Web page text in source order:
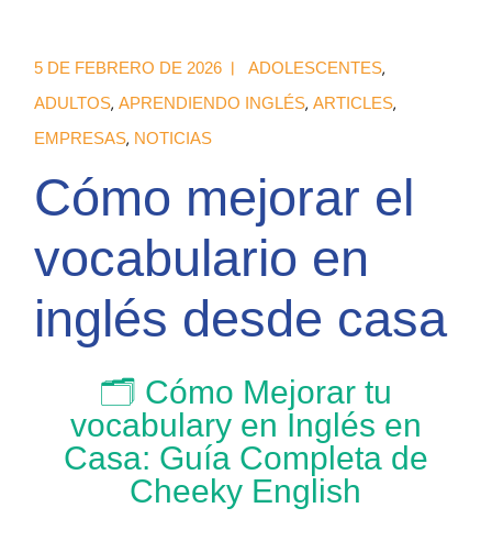
5 DE FEBRERO DE 2026
ADOLESCENTES
ADULTOS APRENDIENDO INGLÉS ARTICLES
EMPRESAS NOTICIAS
Cómo mejorar el
vocabulario en
inglés desde casa
🗂️ Cómo Mejorar tu
vocabulary en Inglés en
Casa: Guía Completa de
Cheeky English